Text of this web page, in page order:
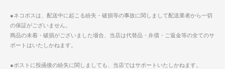
●ネコポスは、配送中に起こる紛失・破損等の事故に関しまして配送業者から一切
の保証がございません。
商品の未着・破損がございました場合、当店は代替品・弁償・ご返金等の全てのサ
ポートはいたしかねます。
●ポストに投函後の紛失に関しましても、当店ではサポートいたしかねます。